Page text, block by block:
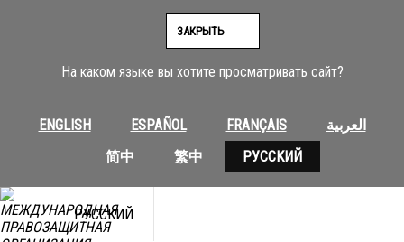
На каком языке вы хотите просматривать сайт?
ENGLISH ESPAÑOL FRANÇAIS
العربية
简中
繁中 РУССКИЙ
ЗАКРЫТЬ
РУССКИЙ